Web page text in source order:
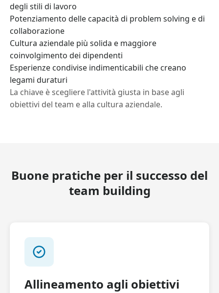
degli stili di lavoro
Potenziamento delle capacità di problem solving e di
collaborazione
Cultura aziendale più solida e maggiore
coinvolgimento dei dipendenti
Esperienze condivise indimenticabili che creano
legami duraturi
La chiave è scegliere l'attività giusta in base agli
obiettivi del team e alla cultura aziendale.
Buone pratiche per il successo del
team building
Allineamento agli obiettivi